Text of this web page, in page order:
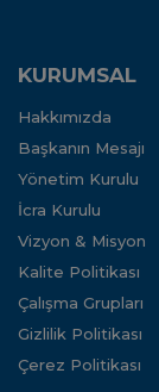
KURUMSAL
Hakkımızda
Başkanın Mesajı
Yönetim Kurulu
İcra Kurulu
Vizyon & Misyon
Kalite Politikası
Çalışma Grupları
Gizlilik Politikası
Çerez Politikası